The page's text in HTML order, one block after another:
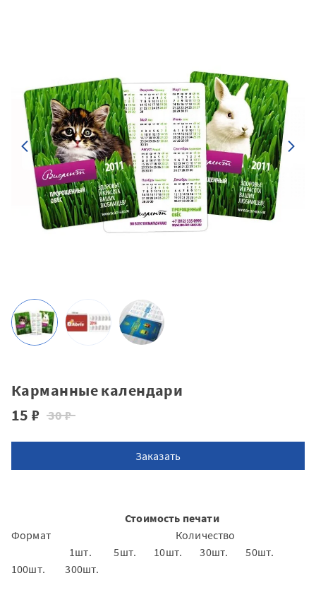
Карманные календари
15 ₽ 30 ₽
Заказать
Стоимость печати
Формат Количество
1шт. 5шт. 10шт. 30шт. 50шт.
100шт. 300шт.